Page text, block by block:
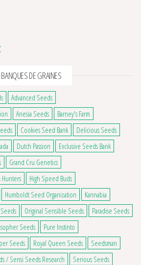
BANQUES DE GRAINES
Advanced Seeds
Anesia Seeds
Barney's Farm
Cookies Seed Bank
Delicious Seeds
Dutch Passion
Exclusive Seeds Bank
Grand Cru Genetics
High Speed Buds
Humboldt Seed Organization
Kannabia
Original Sensible Seeds
Paradise Seeds
Seeds
Pure Instinto
Seeds Royal Queen Seeds
Seedsman
/ Sensi Seeds Research
Serious Seeds